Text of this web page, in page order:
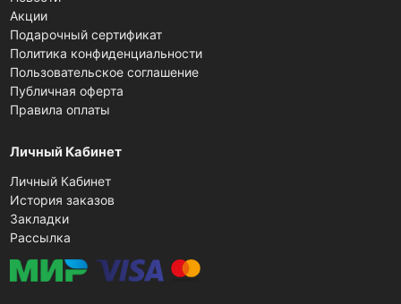
Акции
Подарочный сертификат
Политика конфиденциальности
Пользовательское соглашение
Публичная оферта
Правила оплаты
Личный Кабинет
Личный Кабинет
История заказов
Закладки
Рассылка